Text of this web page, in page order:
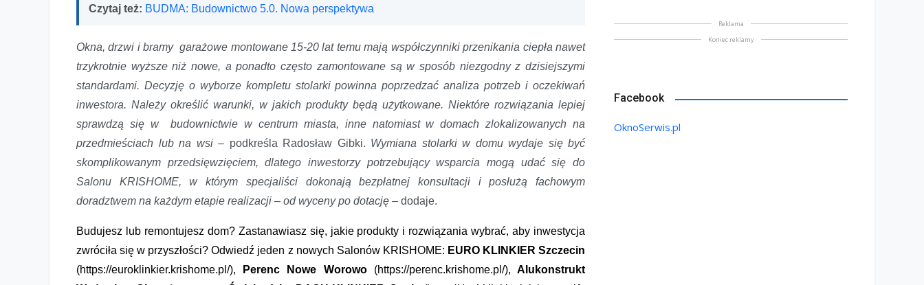
Czytaj też: BUDMA: Budownictwo 5.0. Nowa perspektywa
Okna, drzwi i bramy garażowe montowane 15-20 lat temu mają współczynniki przenikania ciepła nawet
trzykrotnie wyższe niż nowe, a ponadto często zamontowane są w sposób niezgodny z dzisiejszymi
standardami. Decyzję o wyborze kompletu stolarki powinna poprzedzać analiza potrzeb i oczekiwań
inwestora. Należy określić warunki, w jakich produkty będą użytkowane. Niektóre rozwiązania lepiej
sprawdzą się w budownictwie w centrum miasta, inne natomiast w domach zlokalizowanych na
przedmieściach lub na wsi– podkreśla Radosław Gibki. Wymiana stolarki w domu wydaje się być
skomplikowanym przedsięwzięciem, dlatego inwestorzy potrzebujący wsparcia mogą udać się do
Salonu KRISHOME, w którym specjaliści dokonają bezpłatnej konsultacji i posłużą fachowym
doradztwem na każdym etapie realizacji – od wyceny po dotację – dodaje.
Budujesz lub remontujesz dom? Zastanawiasz się, jakie produkty i rozwiązania wybrać, aby inwestycja
zwróciła się w przyszłości? Odwiedź jeden z nowych Salonów KRISHOME: EURO KLINKIER Szczecin
(https://euroklinkier.krishome.pl/), Perenc Nowe Worowo (https://perenc.krishome.pl/), Alukonstrukt
Reklama
Koniec reklamy
Facebook
OknoSerwis.pl